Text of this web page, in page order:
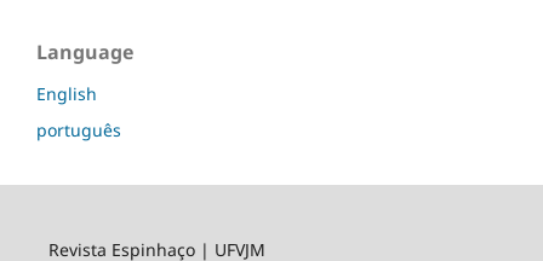
Language
English
português
Revista Espinhaço | UFVJM